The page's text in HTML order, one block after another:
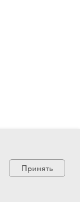
Принять